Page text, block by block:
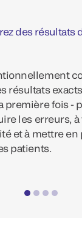
des résultats
résultats
première fois -
les erreurs,
et à mettre en
patients.